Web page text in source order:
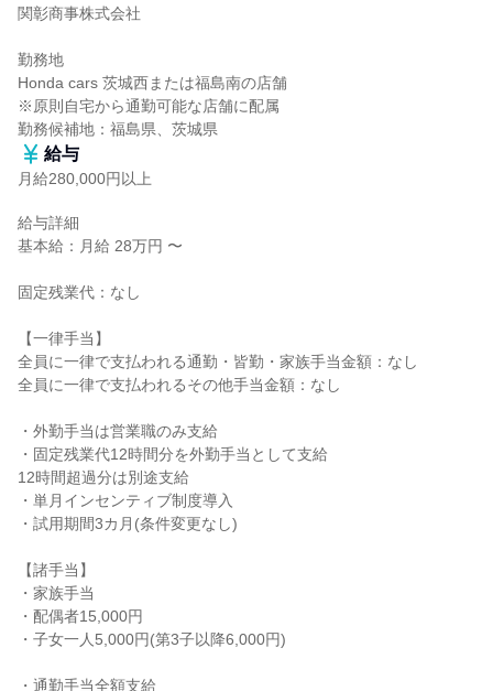
関彰商事株式会社
勤務地
Honda cars 茨城西または福島南の店舗
※原則自宅から通勤可能な店舗に配属
勤務候補地：福島県、茨城県
給与
月給280,000円以上
給与詳細
基本給：月給 28万円 〜
固定残業代：なし
【一律手当】
全員に一律で支払われる通勤・皆勤・家族手当金額：なし
全員に一律で支払われるその他手当金額：なし
・外勤手当は営業職のみ支給
・固定残業代12時間分を外勤手当として支給
12時間超過分は別途支給
・単月インセンティブ制度導入
・試用期間3カ月(条件変更なし)
【諸手当】
・家族手当
・配偶者15,000円
・子女一人5,000円(第3子以降6,000円)
・通勤手当全額支給